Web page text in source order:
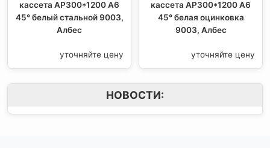
кассета AP300*1200 A6
45° белый стальной 9003,
Албес
уточняйте цену
кассета AP300*1200 A6
45° белая оцинковка
9003, Албес
уточняйте цену
НОВОСТИ: